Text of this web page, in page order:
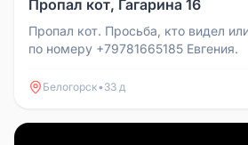
Пропал кот, Гагарина 16
Пропал кот. Просьба, кто видел
по номеру +79781665185 Евгения.
Белогорск• 33 д